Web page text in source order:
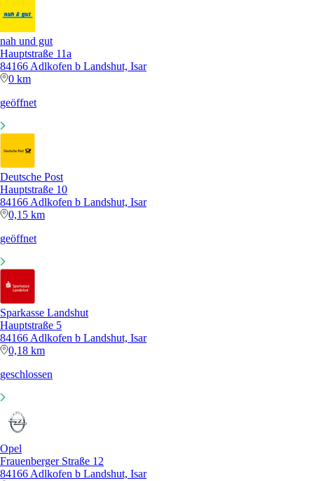
nah und gut
Hauptstraße 11a
84166 Adlkofen b Landshut, Isar
0 km
geöffnet
Deutsche Post
Hauptstraße 10
84166 Adlkofen b Landshut, Isar
0,15 km
geöffnet
Sparkasse Landshut
Hauptstraße 5
84166 Adlkofen b Landshut, Isar
0,18 km
geschlossen
Opel
Frauenberger Straße 12
84166 Adlkofen b Landshut, Isar